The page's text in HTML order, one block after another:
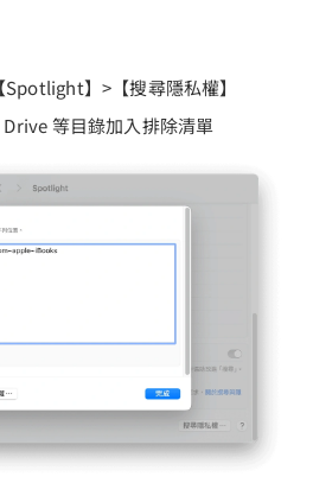
】>【搜尋隱私權】
等目錄加入排除清單